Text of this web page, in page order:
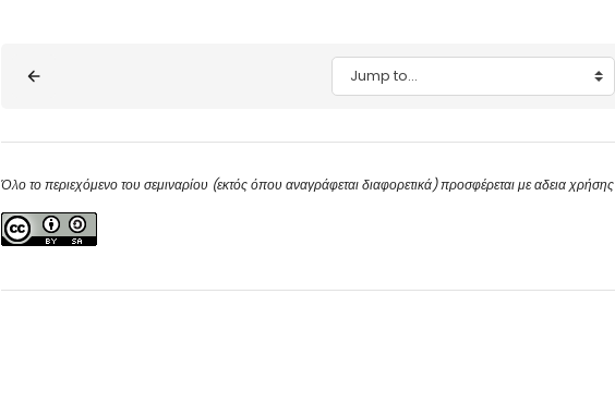
Blocks Jump to...
Όλο το περιεχόμενο του σεμιναρίου (εκτός όπου αναγράφεται διαφορετικά) προσφέρεται με αδεια χρήσης